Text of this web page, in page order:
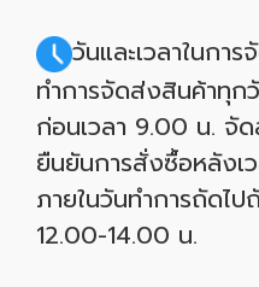
วันและเวลาในกา
ทำการจัดส่งสินค้าทุก
ก่อนเวลา 9.00 น. จั
ยืนยันการสั่งซื้อหลัง
ภายในวันทำการถัดไป
12.00-14.00 น.